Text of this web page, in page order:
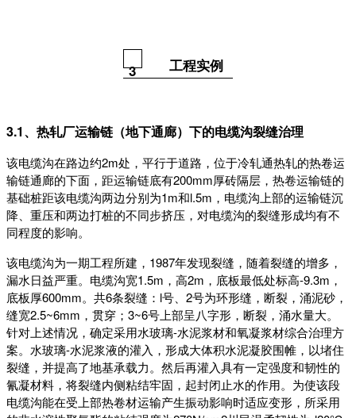
3 工程实例
3.1、热轧厂运输链（地下通廊）下的电缆沟裂缝治理
该电缆沟在路边约2m处，平行于道路，位于冷轧通热轧的热卷运
输链通廊的下面，距运输链底有200mm厚砖隔层，热卷运输链的
基础桩距该电缆沟两边分别为1m和l.5m，电缆沟上部的运输链沉
降、重压和两边打桩的不同步挤压，对电缆沟的裂缝形成均有不
同程度的影响。
该电缆沟为一期工程所建，1987年发现裂缝，随着裂缝的增多，
漏水日益严重。电缆沟宽1.5m，高2m，底板最低处标高-9.3m，
底板厚600mm。共6条裂缝：l号、2号为环形缝，断裂，涌泥砂，
缝宽2.5~6mm，贯穿；3~6号上部呈八字形，断裂，涌水量大。
针对上述情况，确定采用水玻璃-水泥浆材和氧凝浆材综合治理方
案。水玻璃-水泥浆液的灌入，形成大体积水泥凝胶围帷，以堵住
裂缝，并提高了地基承载力。然后再灌入具有一定强度和韧性的
氰凝材料，将裂缝内侧粘结牢固，起封闭止水的作用。为使该段
电缆沟能在受上部热卷材运输产生振动影响时适应变形，所采用